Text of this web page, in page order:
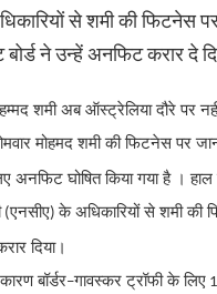
सेशमीकीफिटनेस
बोर्डनेउन्हेंअनफिटकरारदे
शमी अब ऑस्ट्रेलिया दौरे पर
मोहमद शमी की फिटनेस पर
घोषित किया गया है ।
(एनसीए)के अधिकारियों से शमी की
दिया।
बॉर्डर–गावस्कर ट्रॉफी के लिए